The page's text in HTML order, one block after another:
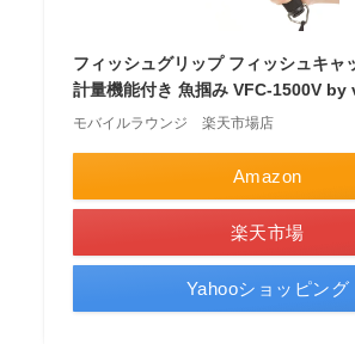
フィッシュグリップ フィッシュキャ
計量機能付き 魚掴み VFC-1500V
モバイルラウンジ 楽天市場店
Amazon
楽天市場
Yahooショッピング